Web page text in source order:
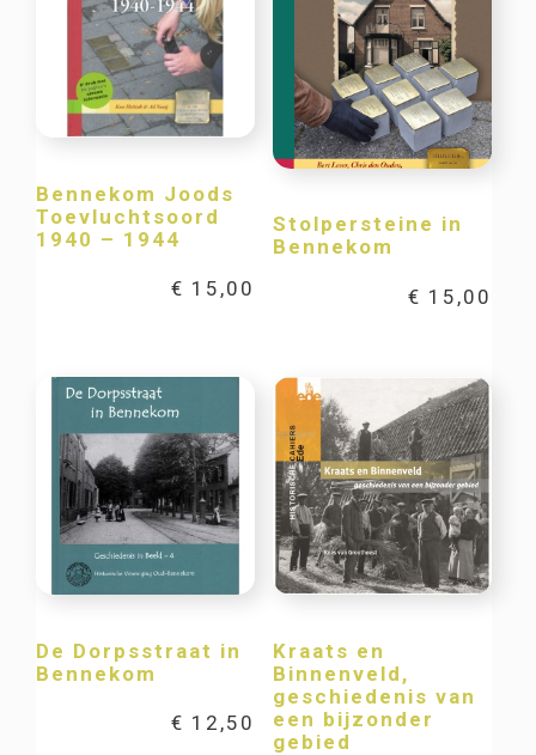
Bennekom Joods
Toevluchtsoord
1940 – 1944
€ 15,00
Stolpersteine in
Bennekom
€ 15,00
De Dorpsstraat in
Bennekom
€ 12,50
Kraats en
Binnenveld,
geschiedenis van
een bijzonder
gebied